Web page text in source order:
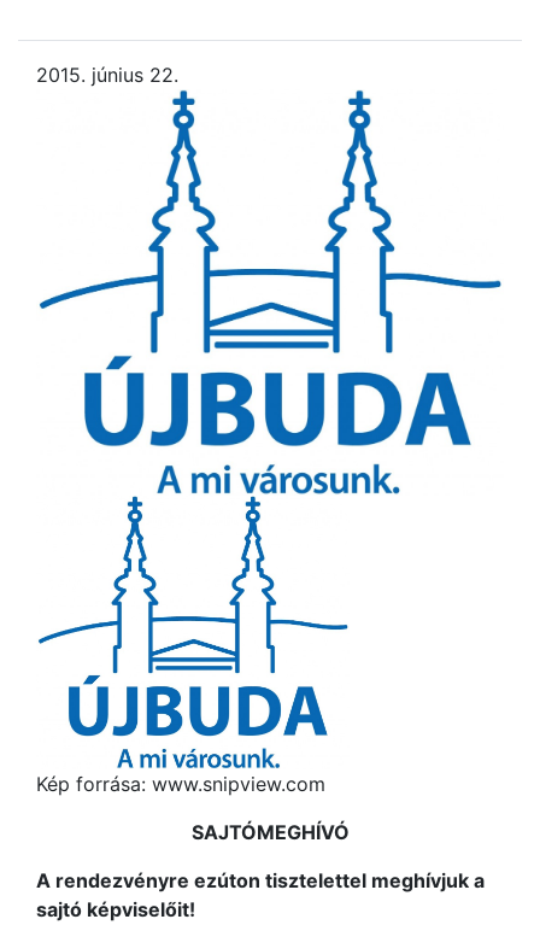
2015. június 22.
Kép forrása: www.snipview.com
SAJTÓMEGHÍVÓ
A rendezvényre ezúton tisztelettel meghívjuk a
sajtó képviselőit!